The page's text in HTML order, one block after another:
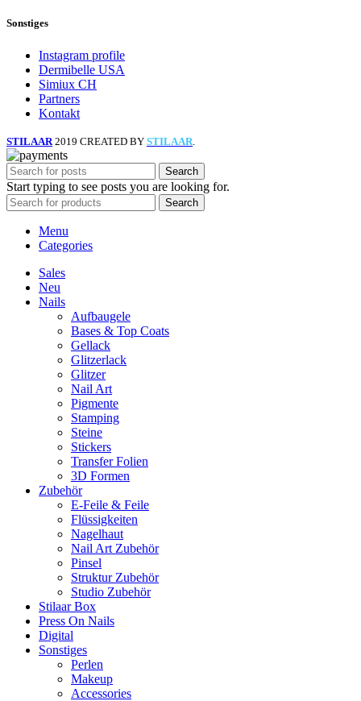
Sonstiges
Instagram profile
Dermibelle USA
Simiux CH
Partners
Kontakt
STILAAR 2019 CREATED BY STILAAR
Search
Start typing to see posts you are looking for.
Search
Menu
Categories
Sales
Neu
Nails
Aufbaugele
Bases & Top Coats
Gellack
Glitzerlack
Glitzer
Nail Art
Pigmente
Stamping
Steine
Stickers
Transfer Folien
3D Formen
Zubehör
E-Feile & Feile
Flüssigkeiten
Nagelhaut
Nail Art Zubehör
Pinsel
Struktur Zubehör
Studio Zubehör
Stilaar Box
Press On Nails
Digital
Sonstiges
Perlen
Makeup
Accessories